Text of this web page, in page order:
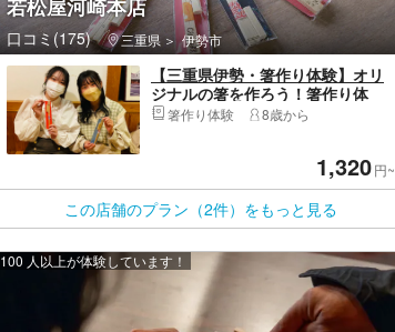
若松屋河崎本店
口コミ(175) 三重県 伊勢市
【三重県伊勢・箸作り体験】オリ
ジナルの箸を作ろう！箸作り体
験・河崎本店
箸作り体験 8歳から
1,320円~
この店舗のプラン（2件）をもっと見る
100 人以上が体験しています！